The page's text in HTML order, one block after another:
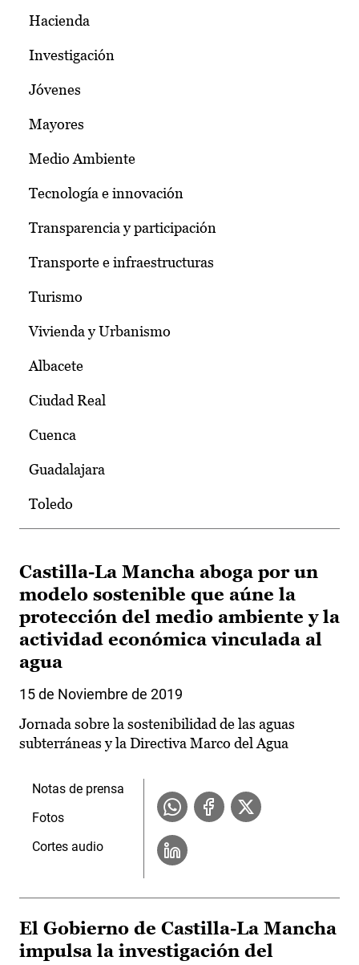
Hacienda
Investigación
Jóvenes
Mayores
Medio Ambiente
Tecnología e innovación
Transparencia y participación
Transporte e infraestructuras
Turismo
Vivienda y Urbanismo
Albacete
Ciudad Real
Cuenca
Guadalajara
Toledo
Castilla-La Mancha aboga por un
modelo sostenible que aúne la
protección del medio ambiente y la
actividad económica vinculada al
agua
15 de Noviembre de 2019
Jornada sobre la sostenibilidad de las aguas
subterráneas y la Directiva Marco del Agua
Notas de prensa
Fotos
Cortes audio
El Gobierno de Castilla-La Mancha
impulsa la investigación del